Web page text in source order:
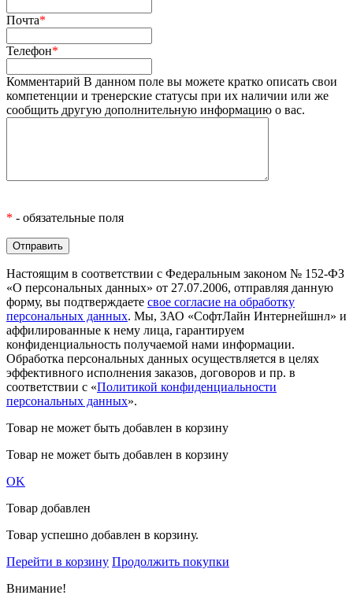
Почта*
Телефон*
Комментарий В данном поле вы можете кратко описать свои
компетенции и тренерские статусы при их наличии или же
сообщить другую дополнительную информацию о вас.
* - обязательные поля
Настоящим в соответствии с Федеральным законом № 152-ФЗ
«О персональных данных» от 27.07.2006, отправляя данную
форму, вы подтверждаете свое согласие на обработку
персональных данных. Мы, ЗАО «СофтЛайн Интернейшнл» и
аффилированные к нему лица, гарантируем
конфиденциальность получаемой нами информации.
Обработка персональных данных осуществляется в целях
эффективного исполнения заказов, договоров и пр. в
соответствии с «Политикой конфиденциальности
персональных данных».
Товар не может быть добавлен в корзину
Товар не может быть добавлен в корзину
OK
Товар добавлен
Товар успешно добавлен в корзину.
Перейти в корзину Продолжить покупки
Внимание!